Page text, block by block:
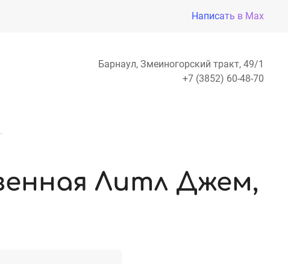
Написать в Max
Барнаул, Змеиногорский тракт, 49/1
+7 (3852) 60-48-70
Ель обыкновенная Литл Джем, 7,5L 25/+ cm
Литл Джем,